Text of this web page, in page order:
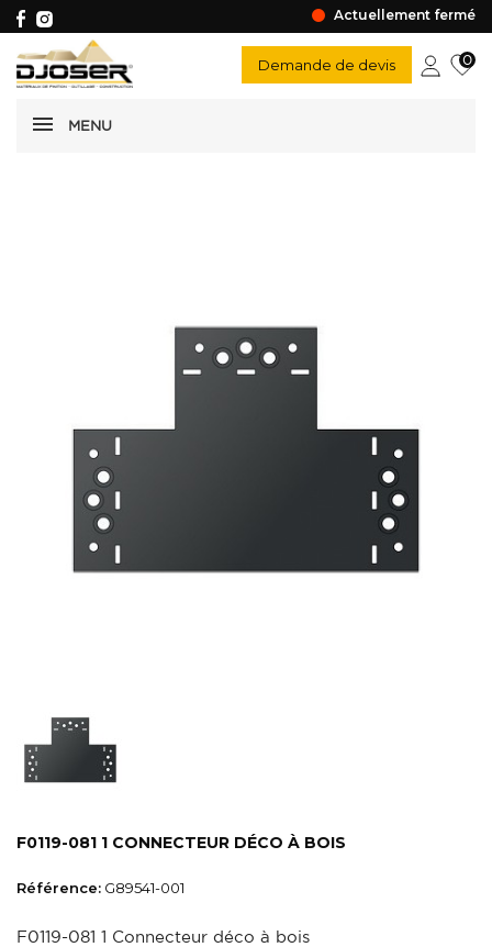
Actuellement fermé
MENU
Demande de devis 0
F0119-081 1 CONNECTEUR DÉCO À BOIS
Référence: G89541-001
F0119-081 1 Connecteur déco à bois